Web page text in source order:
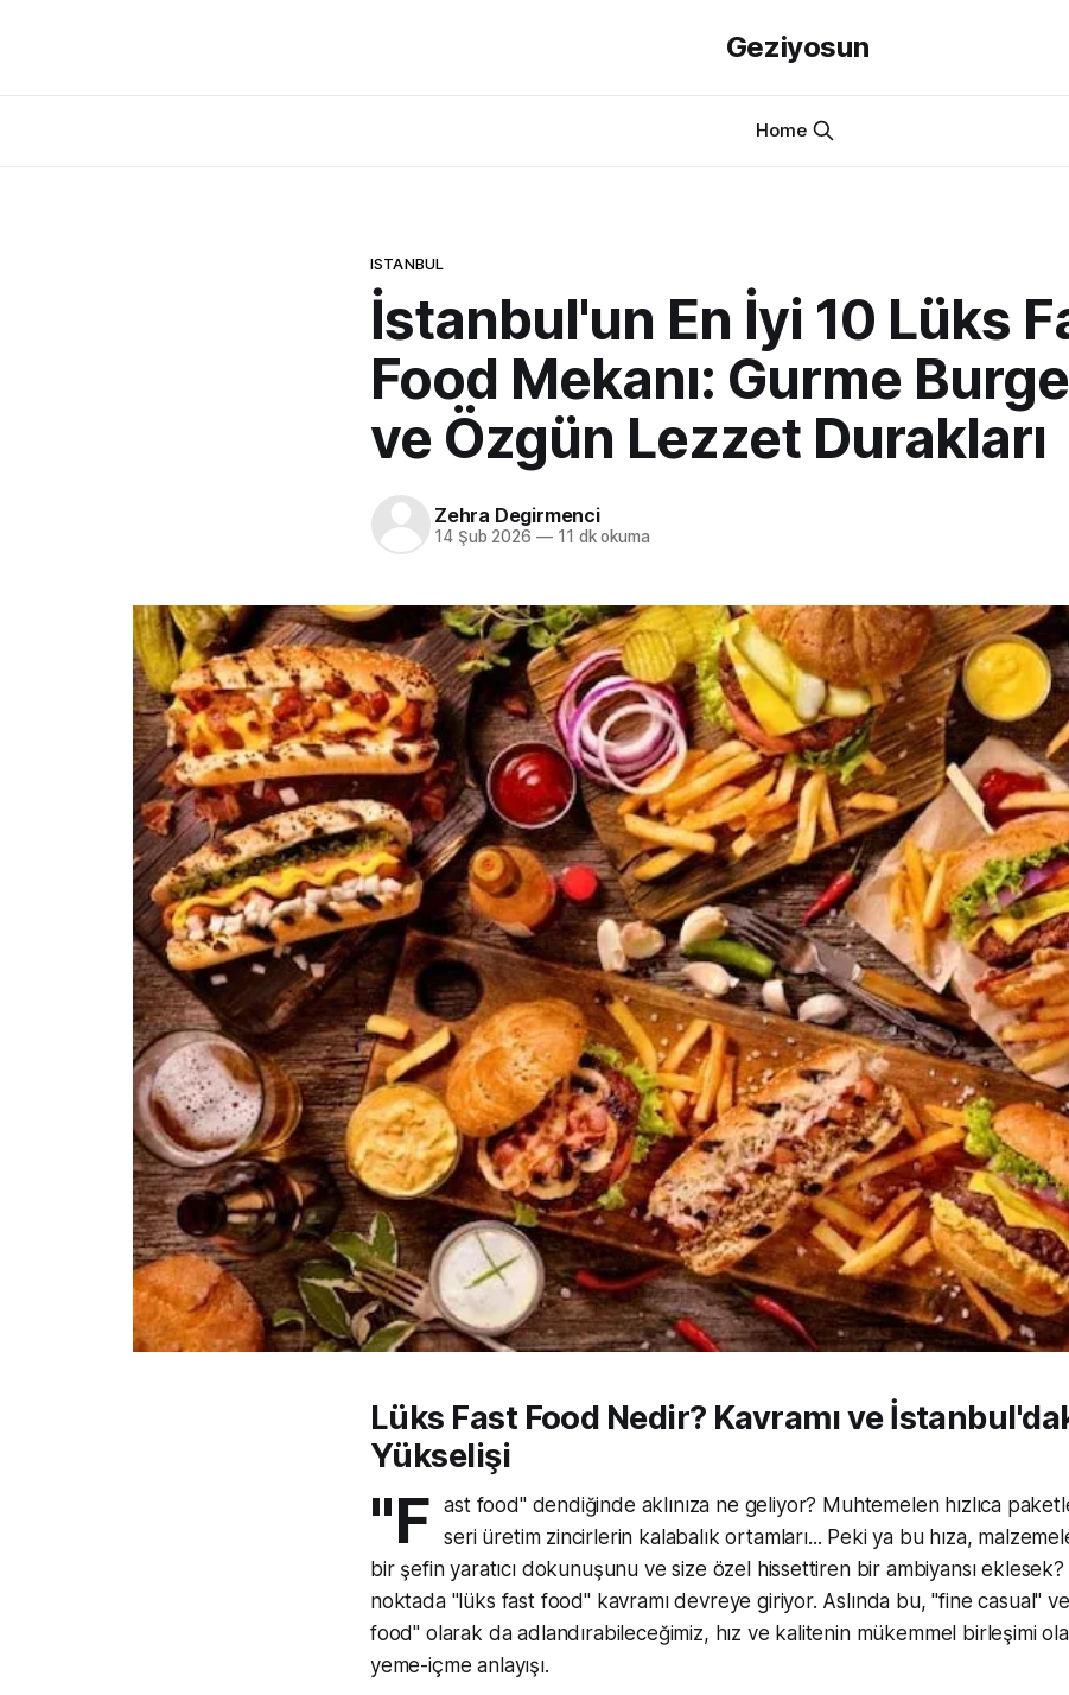
Geziyosun
Home
ISTANBUL
İstanbul'un En İyi 10 Lüks
Food Mekanı: Gurme
ve Özgün Lezzet Durakları
Zehra Degirmenci
14 Şub 2026 —11 dk okuma
Lüks Fast Food Nedir? Kavramı ve
Yükselişi
"F
ast food" dendiğinde aklınıza ne geliyor? Muhtemelen hızlıca
seri üretim zincirlerin kalabalık ortamları... Peki ya bu hıza,
bir şefin yaratıcı dokunuşunu ve size özel hissettiren bir ambiyansı
noktada "lüks fast food" kavramı devreye giriyor. Aslında bu, "fine casual"
food" olarak da adlandırabileceğimiz, hız ve kalitenin mükemmel birleşimi
yeme-içme anlayışı.